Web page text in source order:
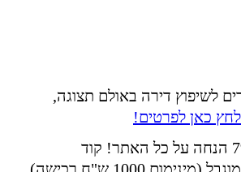
לשיפוץ דירה באולם תצוגה,
לחץ כאן לפרטים!
הנחות לפני פסח 7% הנחה על כל האתר! קוד